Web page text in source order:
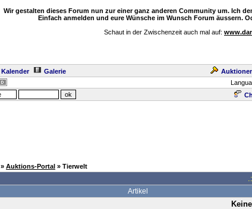
Wir gestalten dieses Forum nun zur einer ganz anderen Community um. Ich
Einfach anmelden und eure Wünsche im Wunsch Forum äussern.
Schaut in der Zwischenzeit auch mal auf:
Kalender Galerie
» Auktions-Portal » Tierwelt
Artikel